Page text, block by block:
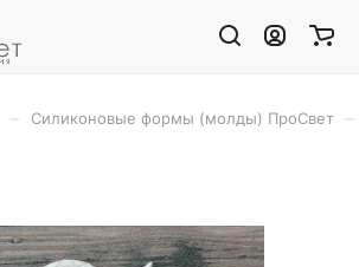
Силиконовые формы (молды) ПроСвет